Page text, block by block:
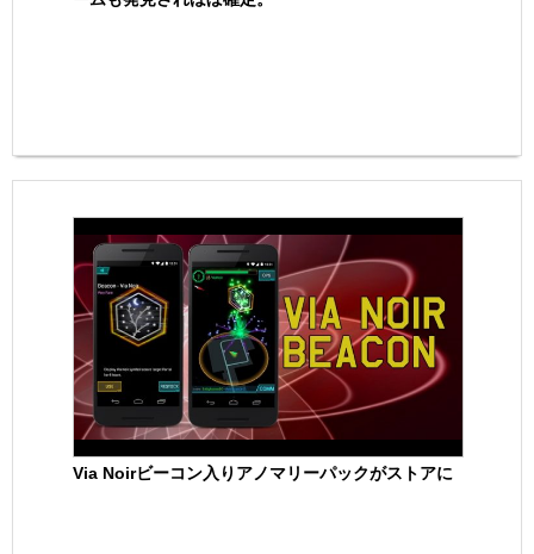
Via Noirビーコン入りアノマリーパックがストアに